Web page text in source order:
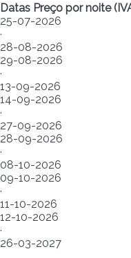
Datas Preço por noite
25-07-2026
·
28-08-2026
29-08-2026
·
13-09-2026
14-09-2026
·
27-09-2026
28-09-2026
·
08-10-2026
09-10-2026
·
11-10-2026
12-10-2026
·
26-03-2027